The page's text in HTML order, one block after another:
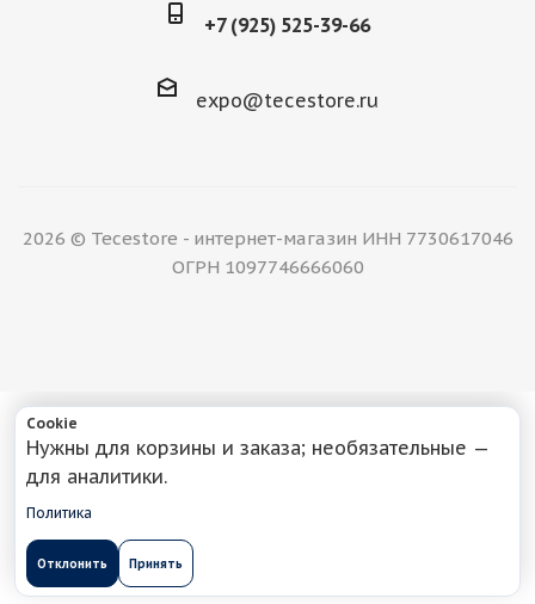
+7 (925) 525-39-66
expo@tecestore.ru
2026 © Tecestore - интернет-магазин ИНН 7730617046
ОГРН 1097746666060
Cookie
Нужны для корзины и заказа; необязательные —
для аналитики.
Политика
Отклонить Принять